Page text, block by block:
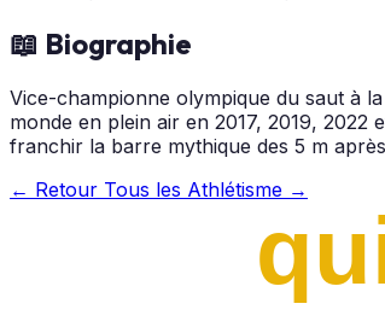
📖 Biographie
Vice-championne olympique du saut à
monde en plein air en 2017, 2019, 2022
franchir la barre mythique des 5 m
← Retour Tous les Athlétisme →